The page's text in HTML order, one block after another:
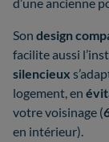
Son design
facilite aussi
silencieux
logement, en
votre voisinage (
en intérieur).